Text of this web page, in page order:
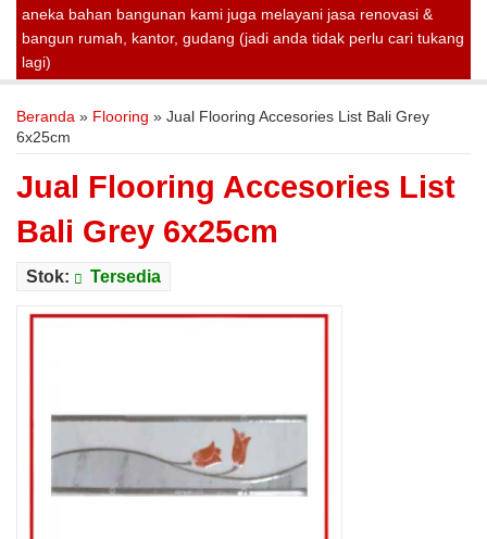
aneka bahan bangunan kami juga melayani jasa renovasi &
bangun rumah, kantor, gudang (jadi anda tidak perlu cari tukang
lagi)
Beranda » Flooring » Jual Flooring Accesories List Bali Grey
6x25cm
Jual Flooring Accesories List
Bali Grey 6x25cm
Stok: Tersedia